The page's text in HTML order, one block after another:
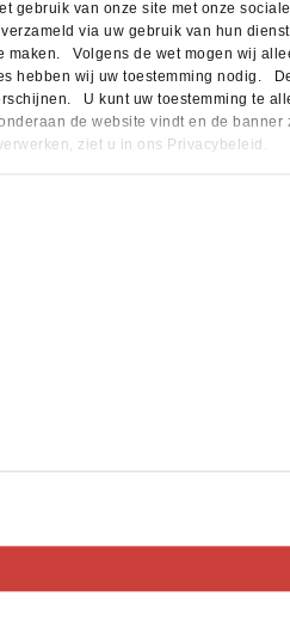
gebruik van onze site met onze
via uw gebruik van hun
maken. Volgens de wet mogen wij
hebben wij uw toestemming nodig.
U kunt uw toestemming te
de website vindt en de
ziet u in ons Privacybeleid.